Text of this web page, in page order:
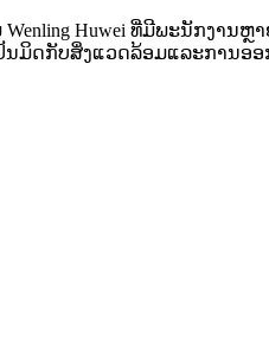
Wenling Huwei ທີ່ມີພະນັກ
ມິດກັບສິ່ງແວດລ້ອມແລະການ